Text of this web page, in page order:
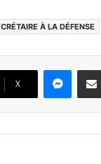
À LA DÉFENSE
X